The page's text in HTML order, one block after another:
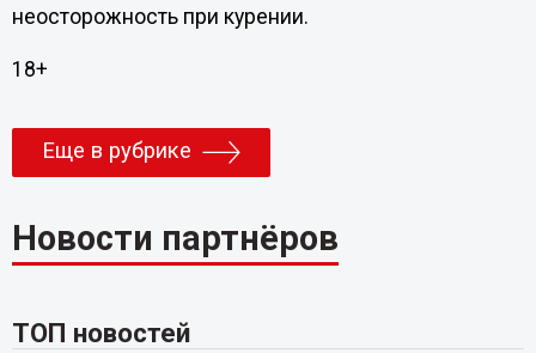
неосторожность при курении.
18+
Еще в рубрике
Новости партнёров
ТОП новостей